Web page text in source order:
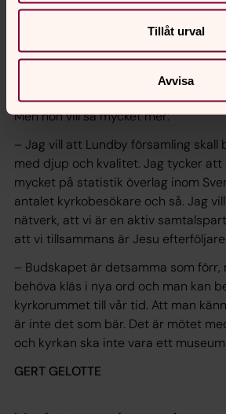
Tillåt urval
Avvisa
riktmärke är att leda åtminstone en
Det första Annika Larsson får ta itu
är rekryteringar, lönerevisioner och
beskrivas som att komma ner på
Men hon vill så mycket mer:
– Jag vill att Lundby församling skall
med djup och kvalitet. Jag tycker
mycket på statistik överlag inom
antalet kyrkobesökare och så. Jag
nätverk, att vi är en aktiv
att vi tillsammans är Jesu efterföljare.
– Budskapet är detsamma som förr,
behöva kläs i nya ord och man kan
kyrkorummet till vår tid. Att man
är inte det som bär. Det är mötet
och kyrkan ska inte vara ett museum.
GERT GELOTTE